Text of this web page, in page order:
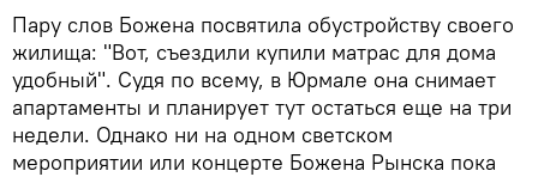
Пару слов Божена посвятила обустройству своего
жилища: "Вот, съездили купили матрас для дома
удобный". Судя по всему, в Юрмале она снимает
апартаменты и планирует тут остаться еще на три
недели. Однако ни на одном светском
мероприятии или концерте Божена Рынска пока